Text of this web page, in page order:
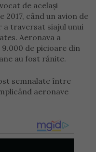
de același
când un avion de
a traversat siajul unui
Aeronava a
de picioare din
au fost rănite.
semnalate între
aeronave